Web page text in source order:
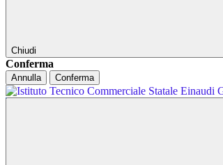
Chiudi
Conferma
Annulla Conferma